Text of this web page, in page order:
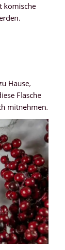
komische
Hause,
Flasche
mitnehmen.